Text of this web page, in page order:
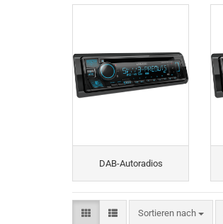
DAB-Autoradios
Sortieren nach
Sortieren nach